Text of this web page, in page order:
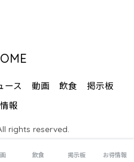
ース 動画 飲食
掲示板
報
rights reserved.
飲食 掲示板 お得情報